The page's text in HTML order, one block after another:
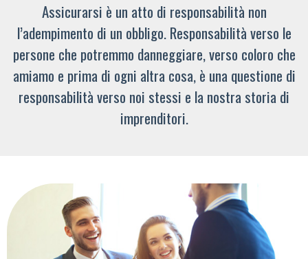
Assicurarsi è un atto di responsabilità non
l’adempimento di un obbligo. Responsabilità verso le
persone che potremmo danneggiare, verso coloro che
amiamo e prima di ogni altra cosa, è una questione di
responsabilità verso noi stessi e la nostra storia di
imprenditori.